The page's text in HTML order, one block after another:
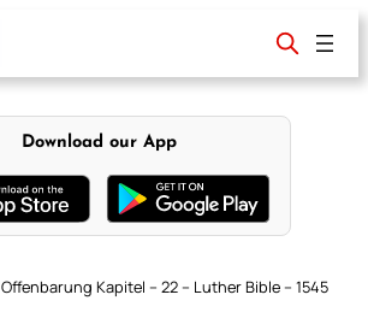
Download our App
Offenbarung Kapitel – 22 – Luther Bible – 1545